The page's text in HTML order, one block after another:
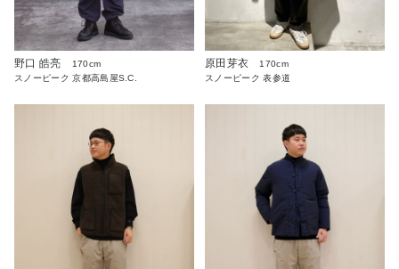
野口 皓亮
170cm
スノーピーク 京都高島屋S.C.
原田芽衣
170cm
スノーピーク 表参道